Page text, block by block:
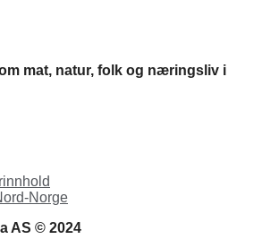
mat, natur, folk og næringsliv i
Norge
AS © 2024